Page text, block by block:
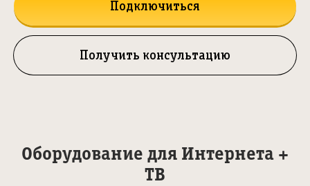
Подключиться
Получить консультацию
Оборудование для Интернета +
ТВ